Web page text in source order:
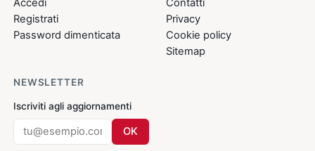
Accedi
Registrati
Password dimenticata
Contatti
Privacy
Cookie policy
Sitemap
NEWSLETTER
Iscriviti agli aggiornamenti
OK